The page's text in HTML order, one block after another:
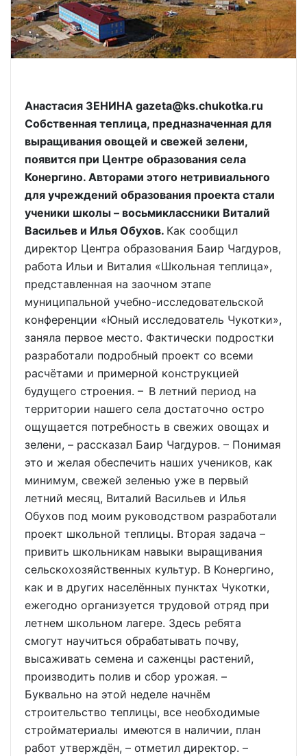
Анастасия ЗЕНИНА gazeta@ks.chukotka.ru
Собственная теплица, предназначенная для
выращивания овощей и свежей зелени,
появится при Центре образования села
Конергино. Авторами этого нетривиального
для учреждений образования проекта стали
ученики школы – восьмиклассники Виталий
Васильев и Илья Обухов. Как сообщил
директор Центра образования Баир Чагдуров,
работа Ильи и Виталия «Школьная теплица»,
представленная на заочном этапе
муниципальной учебно-исследовательской
конференции «Юный исследователь Чукотки»,
заняла первое место. Фактически подростки
разработали подробный проект со всеми
расчётами и примерной конструкцией
будущего строения. – В летний период на
территории нашего села достаточно остро
ощущается потребность в свежих овощах и
зелени, – рассказал Баир Чагдуров. – Понимая
это и желая обеспечить наших учеников, как
минимум, свежей зеленью уже в первый
летний месяц, Виталий Васильев и Илья
Обухов под моим руководством разработали
проект школьной теплицы. Вторая задача –
привить школьникам навыки выращивания
сельскохозяйственных культур. В Конергино,
как и в других населённых пунктах Чукотки,
ежегодно организуется трудовой отряд при
летнем школьном лагере. Здесь ребята
смогут научиться обрабатывать почву,
высаживать семена и саженцы растений,
производить полив и сбор урожая. –
Буквально на этой неделе начнём
строительство теплицы, все необходимые
стройматериалы имеются в наличии, план
работ утверждён, – отметил директор. –